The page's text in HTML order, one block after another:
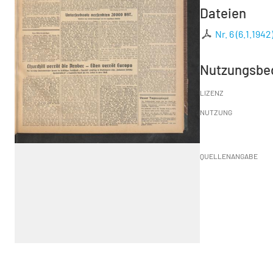
Dateien
Nr. 6
LIZENZ
NUTZUNG
QUELLENANGABE